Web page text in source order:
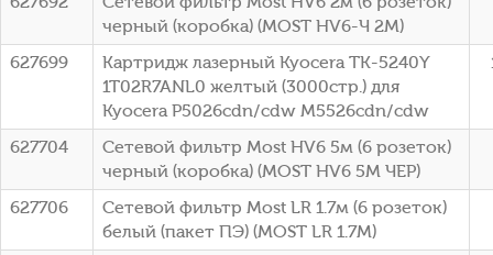
черный (коробка) (МОSТ НV6-Ч 2М)
627699
Картридж лазерный Kyocera TK-5240Y
1T02R7ANL0 желтый (3000стр.) для
Kyocera P5026cdn/cdw M5526cdn/cdw
627704
Сетевой фильтр Most HV6 5м (6 розеток)
черный (коробка) (MOST HV6 5М ЧЕР)
627706
Сетевой фильтр Most LR 1.7м (6 розеток)
белый (пакет ПЭ) (МОSТ LR 1.7М)